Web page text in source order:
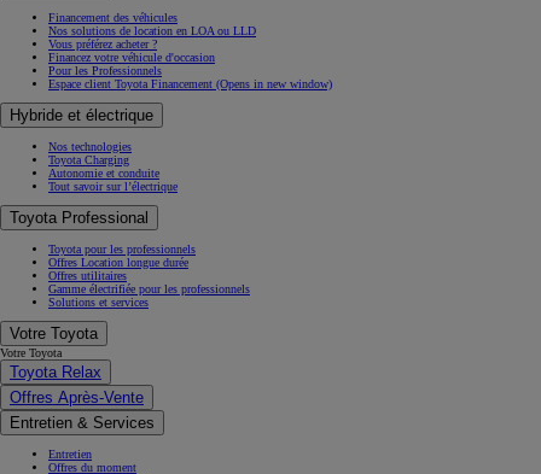
Financement des véhicules
Nos solutions de location en LOA ou LLD
Vous préférez acheter ?
Financez votre véhicule d'occasion
Pour les Professionnels
Espace client Toyota Financement (Opens in new window)
Hybride et électrique
Nos technologies
Toyota Charging
Autonomie et conduite
Tout savoir sur l’électrique
Toyota Professional
Toyota pour les professionnels
Offres Location longue durée
Offres utilitaires
Gamme électrifiée pour les professionnels
Solutions et services
Votre Toyota
Votre Toyota
Toyota Relax
Offres Après-Vente
Entretien & Services
Entretien
Offres du moment